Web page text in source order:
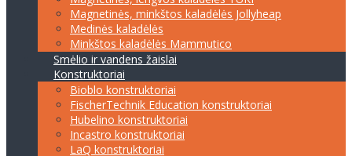
Magnetinės, minkštos kaladėlės Jollyheap
Medinės kaladėlės
Minkštos kaladėlės Mammutico
Smėlio ir vandens žaislai
Konstruktoriai
Bioblo konstruktoriai
FischerTechnik Education konstruktoriai
Hubelino konstruktoriai
Incastro konstruktoriai
LaQ konstruktoriai